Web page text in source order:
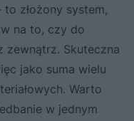
złożony system,
na to, czy do
zewnątrz. Skuteczna
jako suma wielu
Warto
w jednym